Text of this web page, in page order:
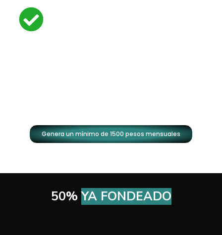
Genera un mínimo de 1500 pesos mensuales
50%YA FONDEADO